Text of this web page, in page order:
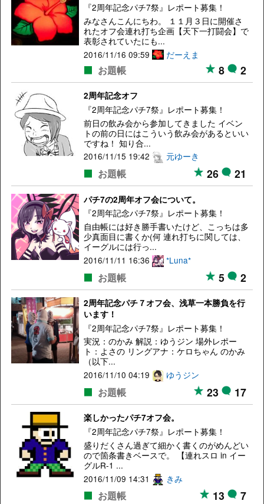
『2周年記念パチ7祭』レポート募集！
みなさんこんにちわ。 １１月３日に開催さ
れたオフ会連れ打ち企画【天下一打闘会】で
表彰されていたにも...
2016/11/16 09:59
だーえま
お題帳 8 2
2周年記念オフ
『2周年記念パチ7祭』レポート募集！
前日の飲み会から参加してきました イベン
トの前の日にはこういう飲み会があるといい
ですね！ 知り合...
2016/11/15 19:42
元ゆーき
お題帳 26 21
パチ7の2周年オフ会について。
『2周年記念パチ7祭』レポート募集！
自由帳には好き勝手書いたけど、こっちは多
少真面目に書くか(何 連れ打ちに関しては、
イーグルには行っ...
2016/11/11 16:36
*Luna*
お題帳 5 2
2周年記念パチ７オフ会、浅草一本勝負を行
います！
『2周年記念パチ7祭』レポート募集！
実況：のかみ 解説：ゆうジン 場外レポー
ト：よさの リングアナ：ケロちゃん のかみ
（以下...
2016/11/10 04:19
ゆうジン
お題帳 23 17
楽しかったパチ7オフ会。
『2周年記念パチ7祭』レポート募集！
盛りだくさん過ぎて細かく書くのがめんどい
ので箇条書きベースで。 【連れスロ in イー
グルR-1 ...
2016/11/09 14:31
きみ
お題帳 13 7